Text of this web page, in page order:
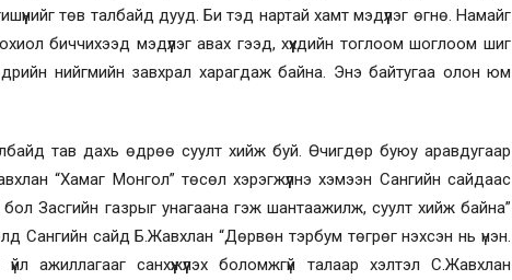
төв талбайд дууд. Би тэд нартай хамт мэдүүлэг өгнө. Намайг
биччихээд мэдүүлэг авах гээд, хүүхдийн тоглоом шоглоом шиг
нийгмийн завхрал харагдаж байна. Энэ байтугаа олон юм
тав дахь өдрөө суулт хийж буй. Өчигдөр буюу аравдугаар
“Хамаг Монгол” төсөл хэрэгжүүлнэ хэмээн Сангийн сайдаас
бол Засгийн газрыг унагаана гэж шантаажилж, суулт хийж байна”
Сангийн сайд Б.Жавхлан “Дөрвөн тэрбум төгрөг нэхсэн нь үнэн.
ажиллагааг санхүүжүүлэх боломжгүй талаар хэлтэл С.Жавхлан